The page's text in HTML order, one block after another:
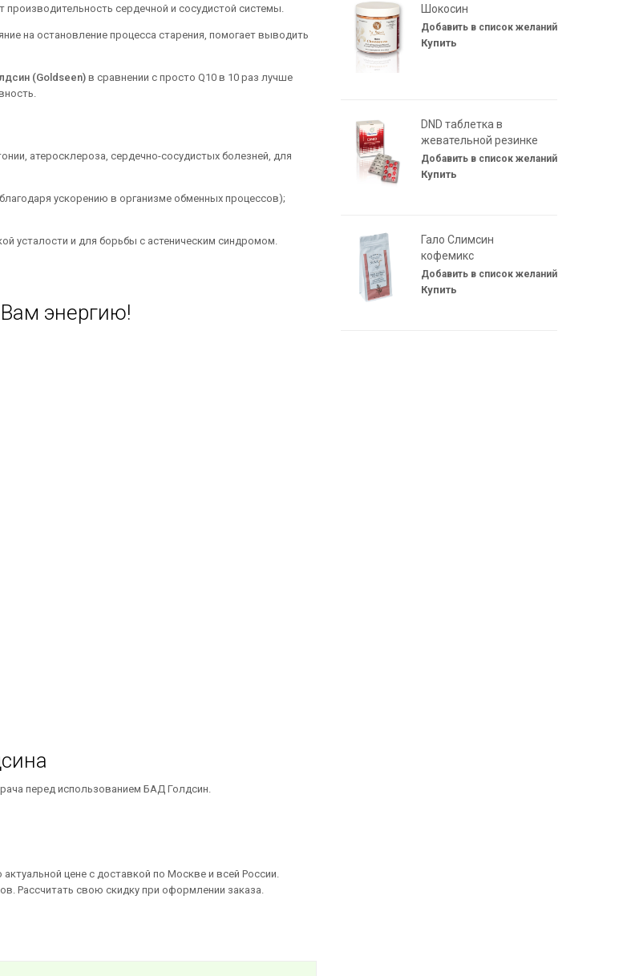
сердечной и сосудистой системы.
на остановление процесса старения, помогает выводить
(Goldseen) в сравнении с просто Q10 в 10 раз лучше
атеросклероза, сердечно-сосудистых болезней, для
ускорению в организме обменных процессов);
усталости и для борьбы с астеническим синдромом.
энергию!
перед использованием БАД Голдсин.
цене с доставкой по Москве и всей России.
Рассчитать свою скидку при оформлении заказа.
Шокосин
Купить
DND таблетка в
жевательной резинке
Купить
Гало Слимсин
кофемикс
Купить